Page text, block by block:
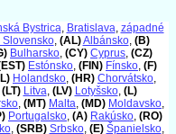
Bystrica, Bratislava, západné
, (AL)Albánsko, (B)
Bulharsko, (CY) Cyprus, (CZ)
Estónsko, (FIN) Fínsko, (F)
Holandsko, (HR) Chorvátsko,
(LT) Litva, (LV) Lotyšsko, (L)
, (MT) Malta, (MD) Moldavsko,
Portugalsko, (A) Rakúsko, (RO)
, (SRB) Srbsko, (E) Španielsko,